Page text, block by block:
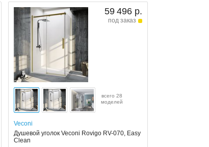
59 496 р.
под заказ
всего 28
моделей
Veconi
Душевой уголок Veconi Rovigo RV-070, Easy
Clean